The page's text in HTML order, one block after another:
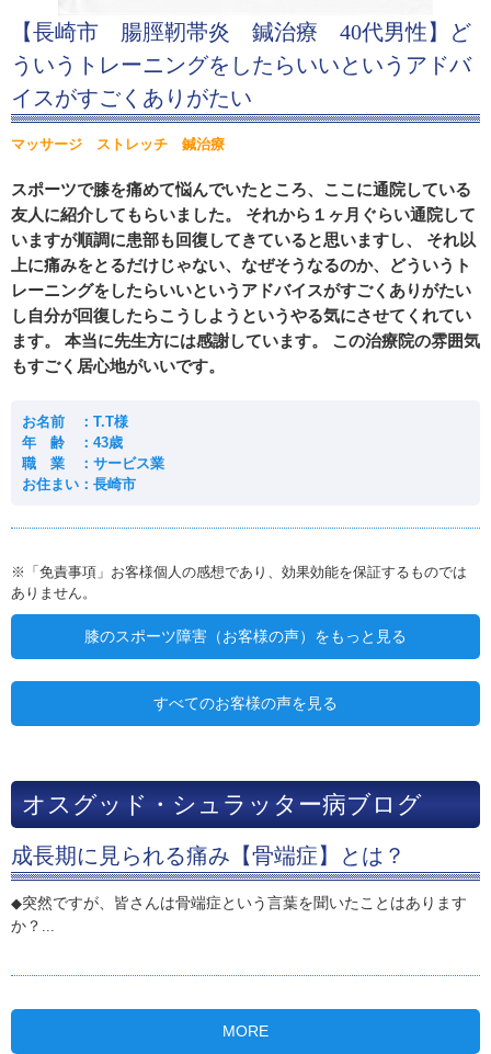
【長崎市 腸脛靭帯炎 鍼治療 40代男性】ど
ういうトレーニングをしたらいいというアドバ
イスがすごくありがたい
マッサージ ストレッチ 鍼治療
スポーツで膝を痛めて悩んでいたところ、ここに通院している
友人に紹介してもらいました。 それから１ヶ月ぐらい通院して
いますが順調に患部も回復してきていると思いますし、 それ以
上に痛みをとるだけじゃない、なぜそうなるのか、どういうト
レーニングをしたらいいというアドバイスがすごくありがたい
し自分が回復したらこうしようというやる気にさせてくれてい
ます。 本当に先生方には感謝しています。 この治療院の雰囲気
もすごく居心地がいいです。
お名前 ：T.T様
年 齢 ：43歳
職 業 ：サービス業
お住まい：長崎市
※「免責事項」お客様個人の感想であり、効果効能を保証するものでは
ありません。
膝のスポーツ障害（お客様の声）をもっと見る
すべてのお客様の声を見る
オスグッド・シュラッター病ブログ
成長期に見られる痛み【骨端症】とは？
◆突然ですが、皆さんは骨端症という言葉を聞いたことはあります
か？
MORE